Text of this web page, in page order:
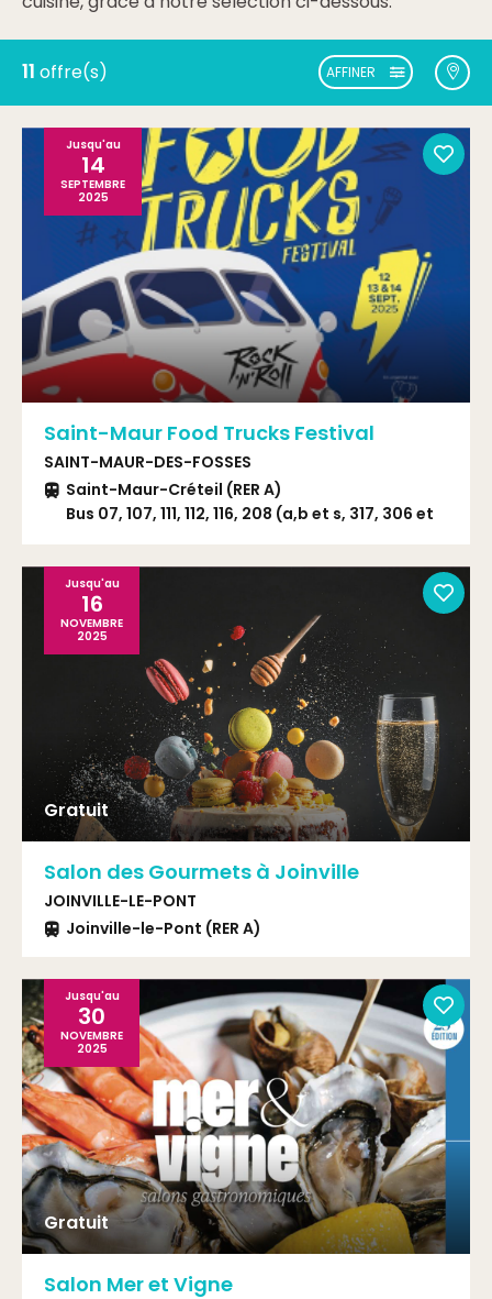
11 offre(s) AFFINER
Jusqu'au
14
SEPTEMBRE
2025
Saint-Maur Food Trucks Festival
SAINT-MAUR-DES-FOSSES
Saint-Maur-Créteil (RER A)
Bus 07, 107, 111, 112, 116, 208 (a,b et s, 317, 306 et
Gratuit
Jusqu'au
16
NOVEMBRE
2025
Salon des Gourmets à Joinville
JOINVILLE-LE-PONT
Joinville-le-Pont (RER A)
Gratuit
Jusqu'au
30
NOVEMBRE
2025
Salon Mer et Vigne